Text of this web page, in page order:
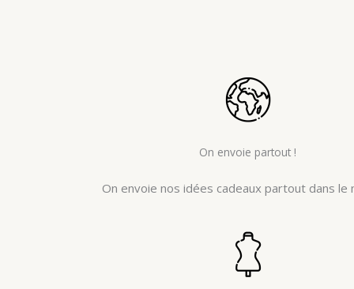
On envoie partout !
On envoie nos idées cadeaux partout dans le